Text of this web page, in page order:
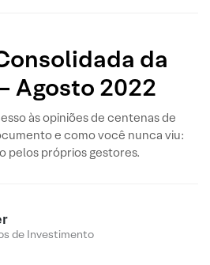
da
Agosto 2022
às opiniões de centenas de
e como você nunca viu:
pelos próprios gestores.
de Investimento